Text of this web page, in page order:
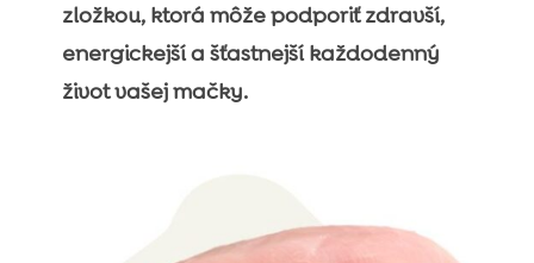
zložkou, ktorá môže podporiť zdravší,
energickejší a šťastnejší každodenný
život vašej mačky.